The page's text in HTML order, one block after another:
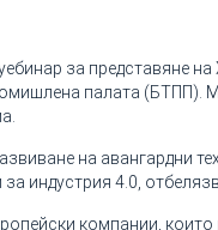
за представяне
палата (БТПП).
на авангардни
индустрия 4.0,
компании, които